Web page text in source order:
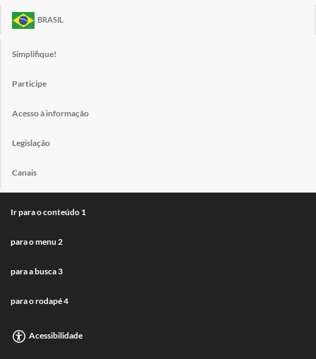
BRASIL
Simplifique!
Participe
Acesso à informação
Legislação
Canais
Ir para o conteúdo 1
para o menu 2
para a busca3
para o rodapé4
Acessibilidade